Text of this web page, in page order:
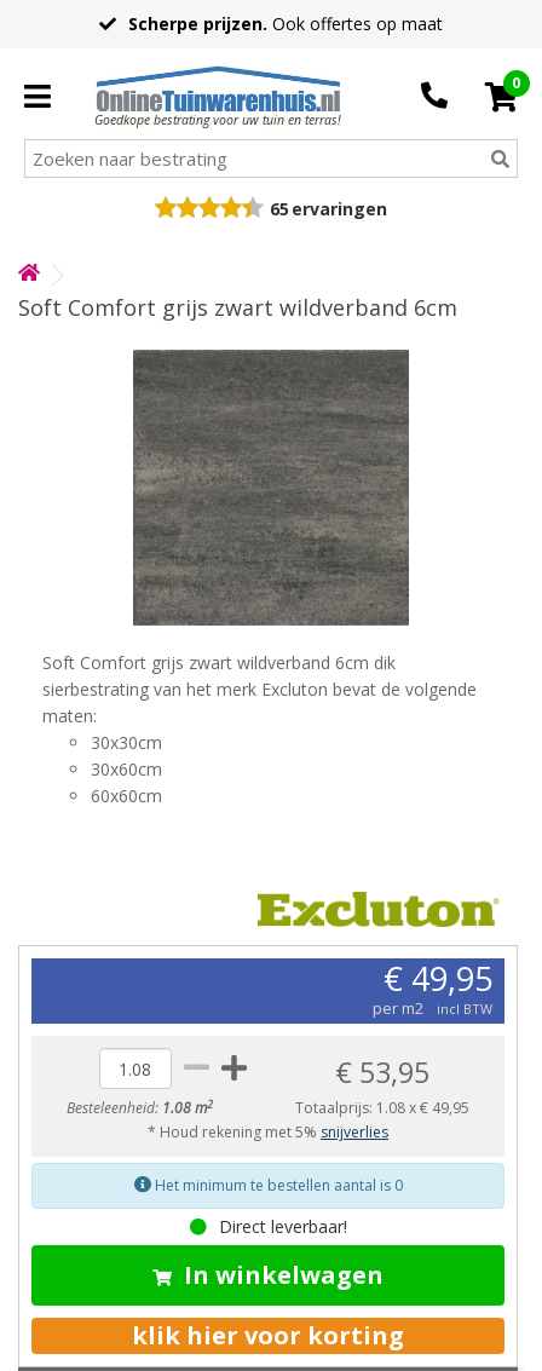
Scherpe prijzen. Ook offertes op maat
Goedkope bestrating voor uw tuin en terras!
0
65 ervaringen
Soft Comfort grijs zwart wildverband 6cm
Soft Comfort grijs zwart wildverband 6cm dik
sierbestrating van het merk Excluton bevat de volgende
maten:
30x30cm
30x60cm
60x60cm
€ 49,95
per m2 incl BTW
Besteleenheid: 1.08 m2
€ 53,95
Totaalprijs: 1.08x€ 49,95
* Houd rekening met 5% snijverlies
Het minimum te bestellen aantal is 0
Direct leverbaar!
In winkelwagen
klik hier voor korting